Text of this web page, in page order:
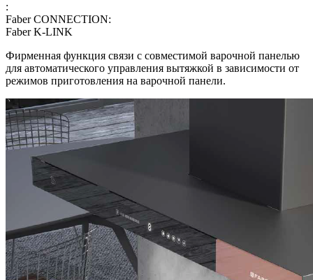
:
Faber CONNECTION:
Faber K-LINK
Фирменная функция связи с совместимой варочной панелью
для автоматического управления вытяжкой в зависимости от
режимов приготовления на варочной панели.